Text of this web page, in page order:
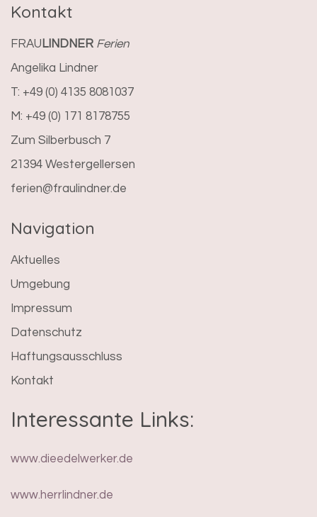
Kontakt
FRAU LINDNER Ferien
Angelika Lindner
T: +49 (0) 4135 8081037
M: +49 (0) 171 8178755
Zum Silberbusch 7
21394 Westergellersen
ferien@fraulindner.de
Navigation
Aktuelles
Umgebung
Impressum
Datenschutz
Haftungsausschluss
Kontakt
Interessante Links:
www.dieedelwerker.de
www.herrlindner.de